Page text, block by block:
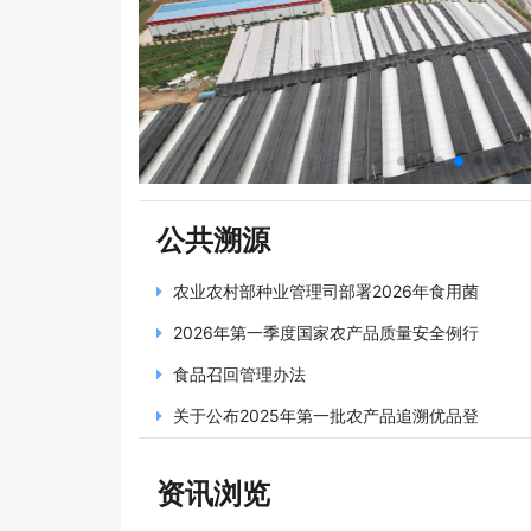
公共溯源
农业农村部种业管理司部署2026年食用菌
2026年第一季度国家农产品质量安全例行
食品召回管理办法
关于公布2025年第一批农产品追溯优品登
资讯浏览